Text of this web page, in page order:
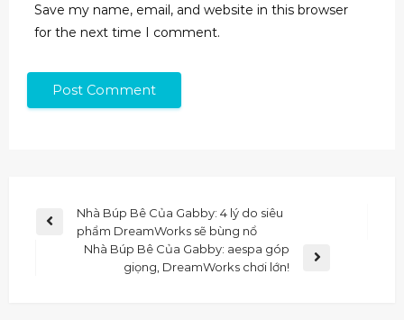
Save my name, email, and website in this browser
for the next time I comment.
Nhà Búp Bê Của Gabby: 4 lý do siêu
phẩm DreamWorks sẽ bùng nổ
Nhà Búp Bê Của Gabby: aespa góp
giọng, DreamWorks chơi lớn!